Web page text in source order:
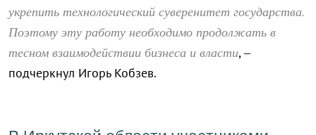
укрепить технологический суверенитет государства.
Поэтому эту работу необходимо продолжать в
тесном взаимодействии бизнеса и власти, –
подчеркнул Игорь Кобзев.